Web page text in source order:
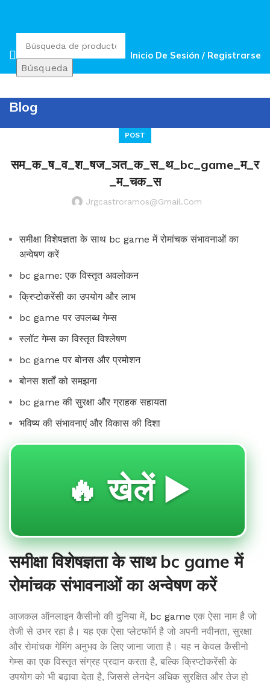
Búsqueda
Inicio De Sesión / Registrarse
Blog
POST
सम_क_ष_व_श_षज_ञत_क_स_थ_bc_game_म_र
_म_चक_स
Jrgcastroramos@gmail.com
समीक्षा विशेषज्ञता के साथ bc game में रोमांचक संभावनाओं का
अन्वेषण करें
bc game: एक विस्तृत अवलोकन
क्रिप्टोकरेंसी का उपयोग और लाभ
bc game पर उपलब्ध गेम्स
स्लॉट गेम्स का विस्तृत विश्लेषण
bc game पर बोनस और प्रमोशन
बोनस शर्तों को समझना
bc game की सुरक्षा और ग्राहक सहायता
भविष्य की संभावनाएं और विकास की दिशा
🔥 खेलें ▶️
समीक्षा विशेषज्ञता के साथ bc game में
रोमांचक संभावनाओं का अन्वेषण करें
आजकल ऑनलाइन कैसीनो की दुनिया में, bc game एक ऐसा नाम है जो
तेजी से उभर रहा है। यह एक ऐसा प्लेटफॉर्म है जो अपनी नवीनता, सुरक्षा
और रोमांचक गेमिंग अनुभव के लिए जाना जाता है। यह न केवल कैसीनो
गेम्स का एक विस्तृत संग्रह प्रदान करता है, बल्कि क्रिप्टोकरेंसी के
उपयोग को भी बढ़ावा देता है, जिससे लेनदेन अधिक सुरक्षित और तेज हो